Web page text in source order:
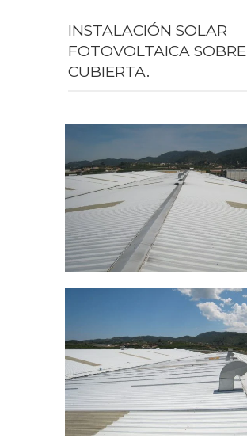
INSTALACIÓN SOLAR
FOTOVOLTAICA SOBRE
CUBIERTA.